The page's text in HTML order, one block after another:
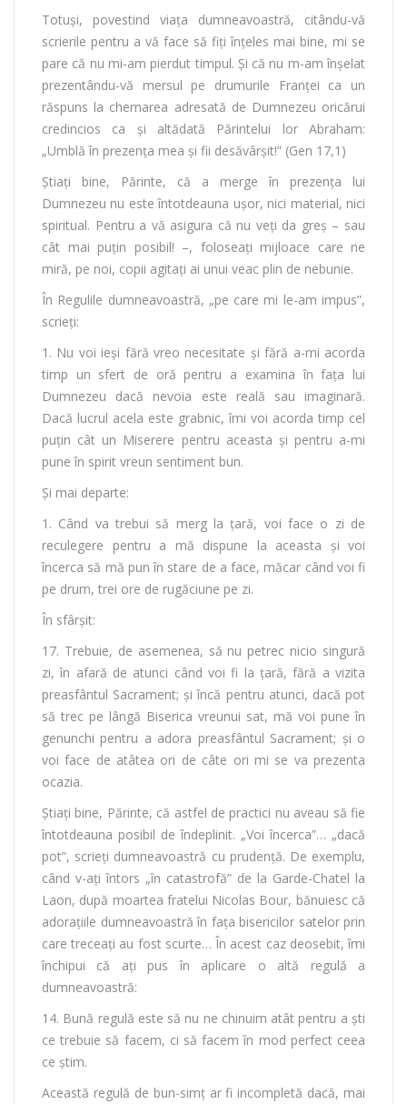
Totuşi, povestind viaţa dumneavoastră, citându-vă
scrierile pentru a vă face să fiţi înţeles mai bine, mi se
pare că nu mi-am pierdut timpul. Şi că nu m-am înşelat
prezentându-vă mersul pe drumurile Franţei ca un
răspuns la chemarea adresată de Dumnezeu oricărui
credincios ca şi altădată Părintelui lor Abraham:
„Umblă în prezenţa mea şi fii desăvârşit!” (Gen 17,1)
Ştiaţi bine, Părinte, că a merge în prezenţa lui
Dumnezeu nu este întotdeauna uşor, nici material, nici
spiritual. Pentru a vă asigura că nu veţi da greş – sau
cât mai puţin posibil! –, foloseaţi mijloace care ne
miră, pe noi, copii agitaţi ai unui veac plin de nebunie.
În Regulile dumneavoastră, „pe care mi le-am impus”,
scrieţi:
1. Nu voi ieşi fără vreo necesitate şi fără a-mi acorda
timp un sfert de oră pentru a examina în faţa lui
Dumnezeu dacă nevoia este reală sau imaginară.
Dacă lucrul acela este grabnic, îmi voi acorda timp cel
puţin cât un Miserere pentru aceasta şi pentru a-mi
pune în spirit vreun sentiment bun.
Şi mai departe:
1. Când va trebui să merg la ţară, voi face o zi de
reculegere pentru a mă dispune la aceasta şi voi
încerca să mă pun în stare de a face, măcar când voi fi
pe drum, trei ore de rugăciune pe zi.
În sfârşit:
17. Trebuie, de asemenea, să nu petrec nicio singură
zi, în afară de atunci când voi fi la ţară, fără a vizita
preasfântul Sacrament; şi încă pentru atunci, dacă pot
să trec pe lângă Biserica vreunui sat, mă voi pune în
genunchi pentru a adora preasfântul Sacrament; şi o
voi face de atâtea ori de câte ori mi se va prezenta
ocazia.
Ştiaţi bine, Părinte, că astfel de practici nu aveau să fie
întotdeauna posibil de îndeplinit. „Voi încerca”… „dacă
pot”, scrieţi dumneavoastră cu prudenţă. De exemplu,
când v-aţi întors „în catastrofă” de la Garde-Chatel la
Laon, după moartea fratelui Nicolas Bour, bănuiesc că
adorațiile dumneavoastră în fața bisericilor satelor prin
care treceați au fost scurte… În acest caz deosebit, îmi
închipui că aţi pus în aplicare o altă regulă a
dumneavoastră:
14. Bună regulă este să nu ne chinuim atât pentru a şti
ce trebuie să facem, ci să facem în mod perfect ceea
ce ştim.
Această regulă de bun-simţ ar fi incompletă dacă, mai